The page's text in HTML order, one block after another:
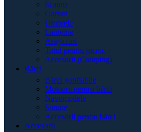
Scaune
Corturi
Umbrele
Lanterne
Aragazuri
Totul pentru picnic
Accesorii (Camping)
Bărci
Bărci gonflabile
Motoare pentru bărci
Navomodele
Sonare
Accesorii pentru bărci
Accesorii